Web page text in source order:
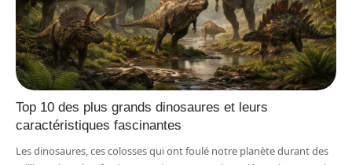
Top 10 des plus grands dinosaures et leurs
caractéristiques fascinantes
Les dinosaures, ces colosses qui ont foulé notre planète durant des